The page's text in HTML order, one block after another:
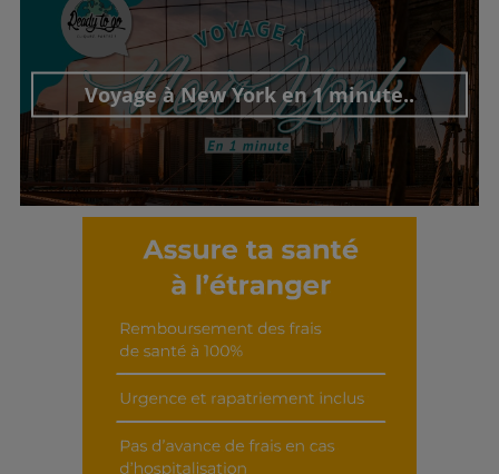
Découvrir cet interview
Voyage à New York en 1 minute..
Découvrir cet interview